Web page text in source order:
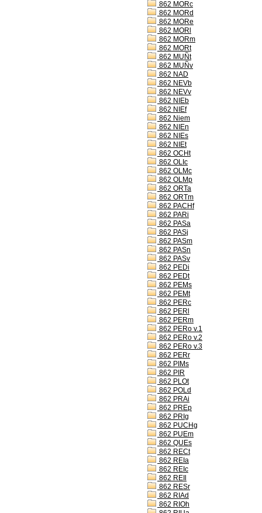
862 MORc
862 MORd
862 MORe
862 MORl
862 MORm
862 MORt
862 MUÑt
862 MUÑv
862 NAD
862 NEVb
862 NEVv
862 NIEb
862 NIEf
862 Niem
862 NIEn
862 NIEs
862 NIEt
862 OCHt
862 OLIc
862 OLMc
862 OLMp
862 ORTa
862 ORTm
862 PACHf
862 PARi
862 PASa
862 PASj
862 PASm
862 PASn
862 PASv
862 PEDi
862 PEDt
862 PEMs
862 PEMt
862 PERc
862 PERl
862 PERm
862 PERo v.1
862 PERo v.2
862 PERo v.3
862 PERr
862 PIMs
862 PIR
862 PLOt
862 POLd
862 PRAi
862 PREp
862 PRIg
862 PUCHg
862 PUEm
862 QUEs
862 RECt
862 REIa
862 REIc
862 REIl
862 RESr
862 RIAd
862 RIOh